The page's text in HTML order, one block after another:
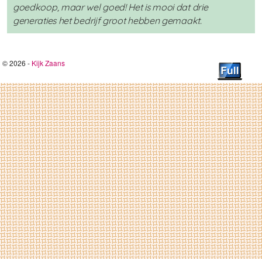
goedkoop, maar wel goed! Het is mooi dat drie
generaties het bedrijf groot hebben gemaakt.
© 2026 - Kijk Zaans